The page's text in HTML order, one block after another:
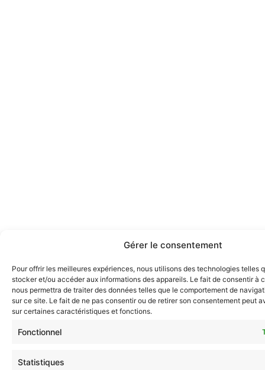
Gérer le consentement
Pour offrir les meilleures expériences, nous utilisons des technologies telles
stocker et/ou accéder aux informations des appareils. Le fait de consentir à
nous permettra de traiter des données telles que le comportement de
sur ce site. Le fait de ne pas consentir ou de retirer son consentement peut
sur certaines caractéristiques et fonctions.
Fonctionnel
Statistiques